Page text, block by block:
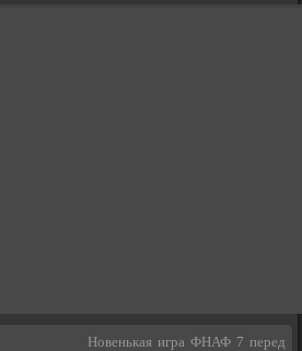
Новенькая игра ФНАФ 7 перед